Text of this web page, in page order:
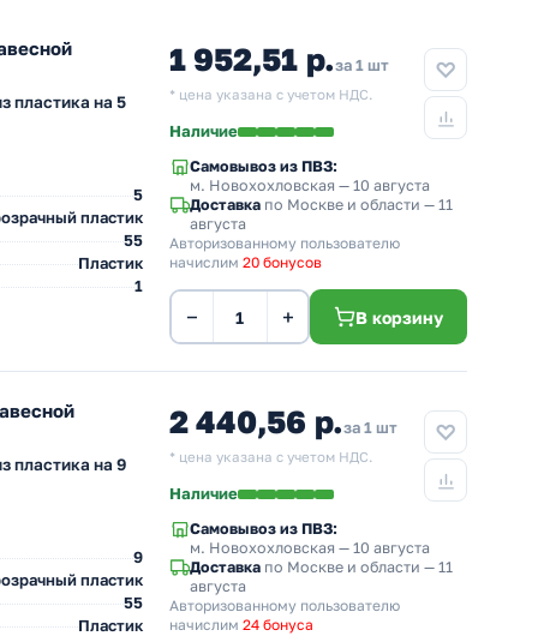
пластика на 5
5
пластик
55
Пластик
1
1 952,51 р.за 1 шт
* цена указана с учетом НДС.
Наличие
Самовывоз из ПВЗ:
м. Новохохловская — 10 августа
Доставка по Москве и области — 11
августа
Авторизованному пользователю
начислим 20 бонусов
− + В корзину
пластика на 9
9
пластик
55
Пластик
2 440,56 р.за 1 шт
* цена указана с учетом НДС.
Наличие
Самовывоз из ПВЗ:
м. Новохохловская — 10 августа
Доставка по Москве и области — 11
августа
Авторизованному пользователю
начислим 24 бонуса